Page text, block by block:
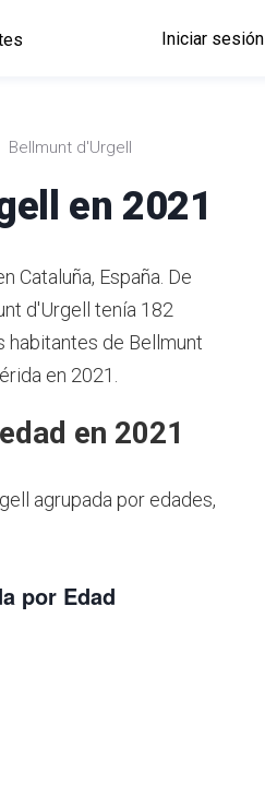
Iniciar sesión
Bellmunt d'Urgell
en 2021
Cataluña, España. De
d'Urgell tenía 182
habitantes de Bellmunt
en 2021.
en 2021
agrupada por edades,